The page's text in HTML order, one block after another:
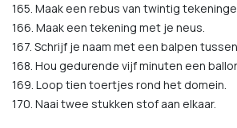
165. Maak een rebus van twintig
166. Maak een tekening met je neus.
167. Schrijf je naam met een balpen
168. Hou gedurende vijf minuten een
169. Loop tien toertjes rond het domein.
170. Naai twee stukken stof aan elkaar.